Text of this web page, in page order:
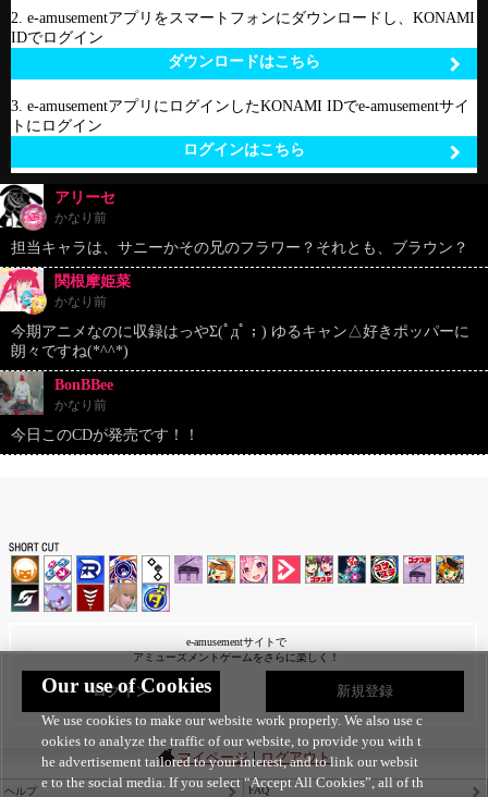
2. e-amusementアプリをスマートフォンにダウンロードし、KONAMI
IDでログイン
ダウンロードはこちら
3. e-amusementアプリにログインしたKONAMI IDでe-amusementサイ
トにログイン
ログインはこちら
アリーセ
かなり前
担当キャラは、サニーかその兄のフラワー？それとも、ブラウン？
関根摩姫菜
かなり前
今期アニメなのに収録はっやΣ(ﾟдﾟ；) ゆるキャン△好きポッパーに
朗々ですね(*^^*)
BonBBee
かなり前
今日このCDが発売です！！
e-amusementサイトで
アミューズメントゲームをさらに楽しく！
ログイン 新規登録
マイページ|ログアウト
ヘルプ FAQ
Our use of Cookies
We use cookies to make our website work properly. We also use c
ookies to analyze the traffic of our website, to provide you with t
he advertisement tailored to your interest, and to link our websit
e to the social media. If you select “Accept All Cookies”, all of th